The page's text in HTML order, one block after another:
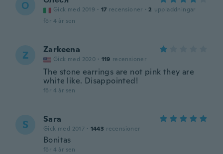
О Gick med 2019 · 17 recensioner · 2 uppladdningar
för 4 år sen
Z Zarkeena
Gick med 2020 · 119 recensioner
The stone earrings are not pink they are
white like. Disappointed!
för 4 år sen
S Sara
Gick med 2017 · 1443 recensioner
Bonitas
för 4 år sen